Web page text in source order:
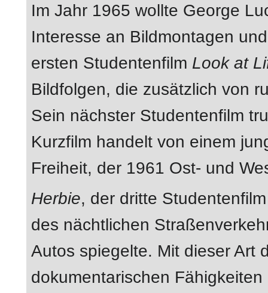
Im Jahr 1965 wollte George
Interesse an Bildmontagen
ersten Studentenfilm Look at
Bildfolgen, die zusätzlich von
Sein nächster Studentenfilm
Kurzfilm handelt von einem
Freiheit, der 1961 Ost- und
Herbie, der dritte
des nächtlichen
Autos spiegelte. Mit dieser Art
dokumentarischen